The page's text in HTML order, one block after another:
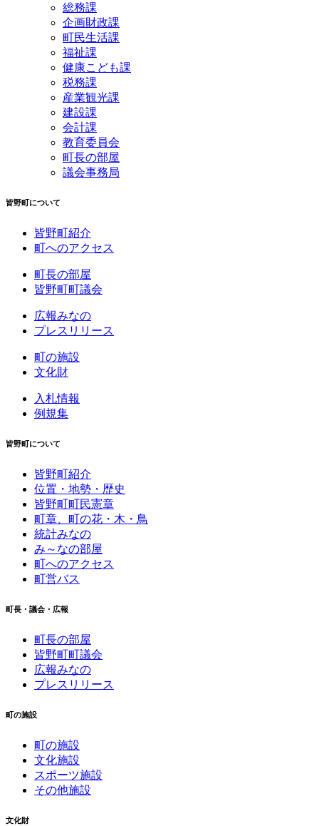
総務課
企画財政課
町民生活課
福祉課
健康こども課
税務課
産業観光課
建設課
会計課
教育委員会
町長の部屋
議会事務局
皆野町について
皆野町紹介
町へのアクセス
町長の部屋
皆野町町議会
広報みなの
プレスリリース
町の施設
文化財
入札情報
例規集
皆野町について
皆野町紹介
位置・地勢・歴史
皆野町町民憲章
町章、町の花・木・鳥
統計みなの
み～なの部屋
町へのアクセス
町営バス
町長・議会・広報
町長の部屋
皆野町町議会
広報みなの
プレスリリース
町の施設
町の施設
文化施設
スポーツ施設
その他施設
文化財